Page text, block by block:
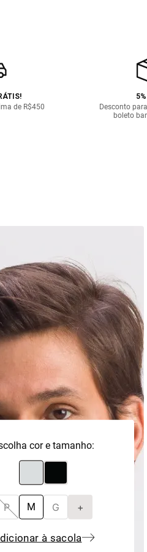
de R$450
Desconto
boleto
cor e tamanho:
P M G +
à sacola